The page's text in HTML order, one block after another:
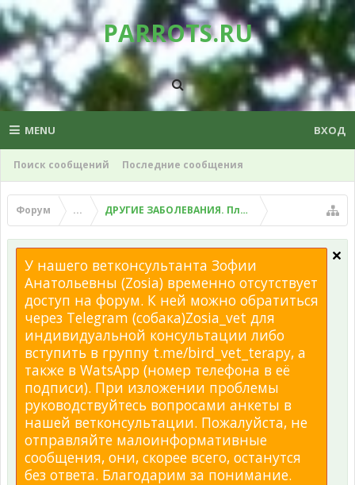
PARROTS.RU
MENU
Поиск сообщений Последние сообщения
ВХОД
Форум ... ДРУГИЕ ЗАБОЛЕВАНИЯ. Плохой помет, рвота и
У нашего ветконсультанта Зофии
Анатольевны (Zosia) временно отсутствует
доступ на форум. К ней можно обратиться
через Telegram (собака)Zosia_vet для
индивидуальной консультации либо
вступить в группу t.me/bird_vet_terapy, а
также в WatsApp (номер телефона в её
подписи). При изложении проблемы
руководствуйтесь вопросами анкеты в
нашей ветконсультации. Пожалуйста, не
отправляйте малоинформативные
сообщения, они, скорее всего, останутся
без ответа. Благодарим за понимание.